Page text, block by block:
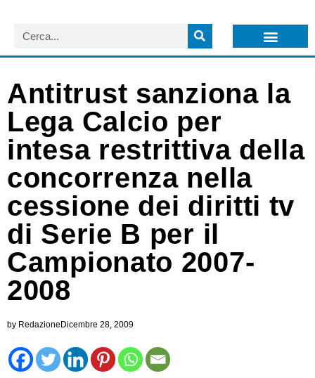
Antitrust sanziona la
Lega Calcio per
intesa restrittiva della
concorrenza nella
cessione dei diritti tv
di Serie B per il
Campionato 2007-
2008
by Redazione Dicembre 28, 2009